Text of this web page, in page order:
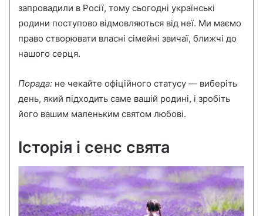
запровадили в Росії, тому сьогодні українські
родини поступово відмовляються від неї. Ми маємо
право створювати власні сімейні звичаї, ближчі до
нашого серця.
Порада: не чекайте офіційного статусу — виберіть
день, який підходить саме вашій родині, і зробіть
його вашим маленьким святом любові.
Історія і сенс свята